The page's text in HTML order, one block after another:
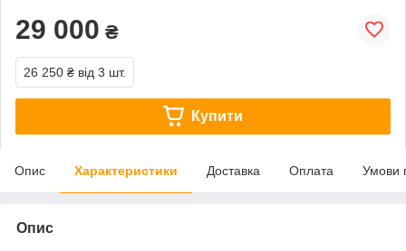
29 000 ₴
26 250 ₴ від 3 шт.
Купити
Опис Характеристики Доставка Оплата Умови
Опис